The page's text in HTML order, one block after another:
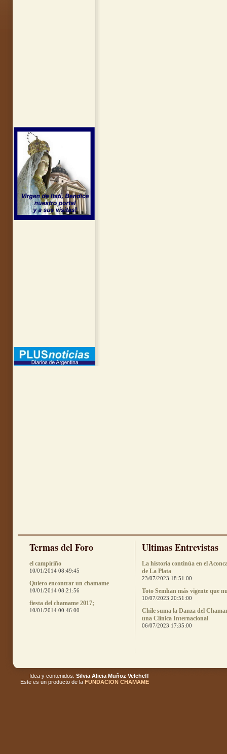
Termas del Foro
el campiriño
10/01/2014 08:49:45
Quiero encontrar un chamame
10/01/2014 08:21:56
fiesta del chamame 2017;
10/01/2014 00:46:00
Ultimas Entrevistas
La historia continúa en el
de La Plata
23/07/2023 18:51:00
Toto Semhan más vigente que
10/07/2023 20:51:00
Chile suma la Danza del
una Clínica Internacional
06/07/2023 17:35:00
Idea y contenidos: Silvia Alicia Muñoz Velcheff
Este es un producto de la FUNDACION CHAMAME